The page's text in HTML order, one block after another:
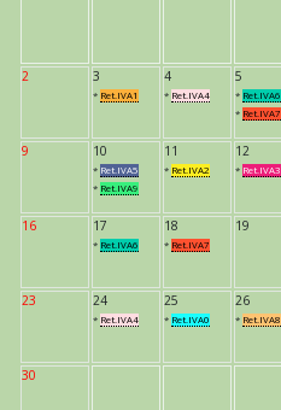
2 3
* Ret.IVA1
4
* Ret.IVA4
5
* Ret.IVA6
* Ret.IVA7
9 10
* Ret.IVA5
* Ret.IVA9
11
* Ret.IVA2
12
* Ret.IVA3
16 17
* Ret.IVA6
18
* Ret.IVA7
19
23 24
* Ret.IVA4
25
* Ret.IVA0
26
* Ret.IVA8
30